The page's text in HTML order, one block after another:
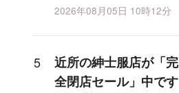
2026年08月05日 10時12分
近所の紳士服店が「完
全閉店セール」中です